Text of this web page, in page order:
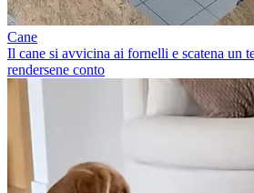
Cane
Il cane si avvicina ai fornelli e scatena un
rendersene conto